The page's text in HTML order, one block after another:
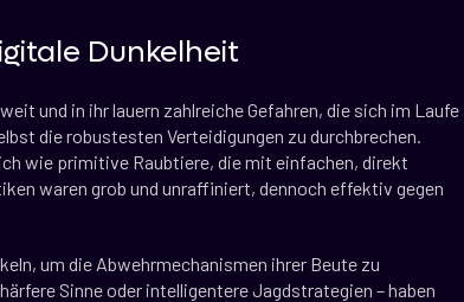
Dunkelheit
und in ihr lauern zahlreiche Gefahren, die sich im Laufe
die robustesten Verteidigungen zu durchbrechen.
wie primitive Raubtiere, die mit einfachen, direkt
waren grob und unraffiniert, dennoch effektiv gegen
um die Abwehrmechanismen ihrer Beute zu
Sinne oder intelligentere Jagdstrategien – haben